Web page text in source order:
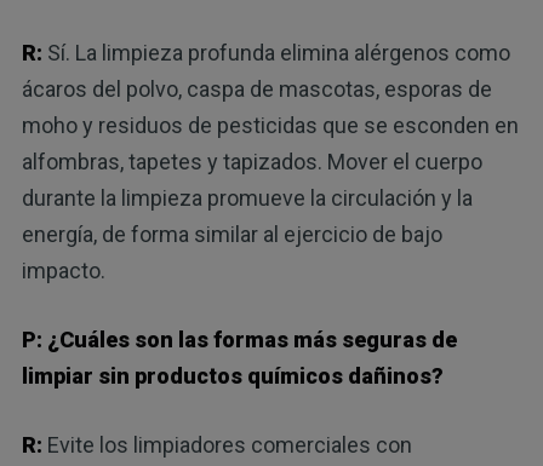
R: Sí. La limpieza profunda elimina alérgenos como
ácaros del polvo, caspa de mascotas, esporas de
moho y residuos de pesticidas que se esconden en
alfombras, tapetes y tapizados. Mover el cuerpo
durante la limpieza promueve la circulación y la
energía, de forma similar al ejercicio de bajo
impacto.
P: ¿Cuáles son las formas más seguras de
limpiar sin productos químicos dañinos?
R: Evite los limpiadores comerciales con